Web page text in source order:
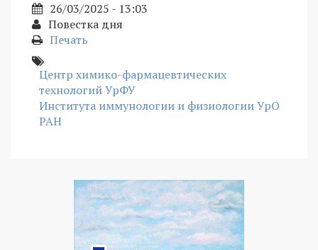
26/03/2025 - 13:03
Повестка дня
Печать
Центр химико-фармацевтических
технологий УрФУ
Института иммунологии и физиологии УрО
РАН